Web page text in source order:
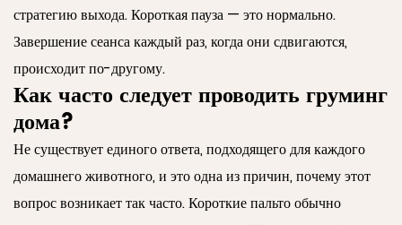
стратегию выхода. Короткая пауза — это нормально.
Завершение сеанса каждый раз, когда они сдвигаются,
происходит по-другому.
Как часто следует проводить груминг
дома?
Не существует единого ответа, подходящего для каждого
домашнего животного, и это одна из причин, почему этот
вопрос возникает так часто. Короткие пальто обычно